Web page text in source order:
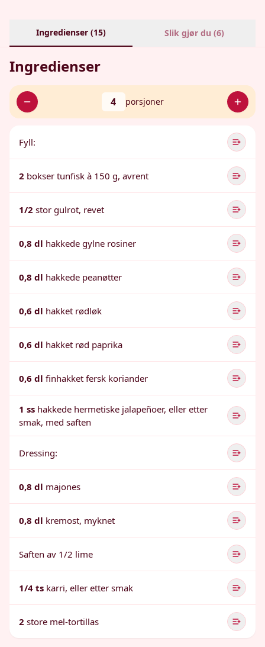
Ingredienser (15) Slik gjør du (6)
Ingredienser
4 porsjoner
Fyll:
2 bokser tunfisk à 150 g, avrent
1/2 stor gulrot, revet
0,8 dl hakkede gylne rosiner
0,8 dl hakkede peanøtter
0,6 dl hakket rødløk
0,6 dl hakket rød paprika
0,6 dl finhakket fersk koriander
1 ss hakkede hermetiske jalapeñoer, eller etter
smak, med saften
Dressing:
0,8 dl majones
0,8 dl kremost, myknet
Saften av 1/2 lime
1/4 ts karri, eller etter smak
2 store mel-tortillas